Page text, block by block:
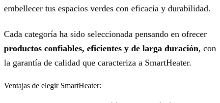
embellecer tus espacios verdes con eficacia y durabilidad.
Cada categoría ha sido seleccionada pensando en ofrecer
productos confiables, eficientes y de larga duración, con
la garantía de calidad que caracteriza a SmartHeater.
Ventajas de elegir SmartHeater: